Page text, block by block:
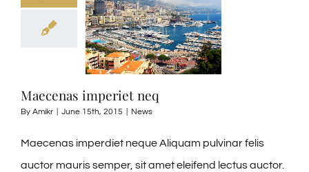
Maecenas imperiet neq
By Amikr June 15th, 2015 News
Maecenas imperdiet neque Aliquam pulvinar felis
auctor mauris semper, sit amet eleifend lectus auctor.